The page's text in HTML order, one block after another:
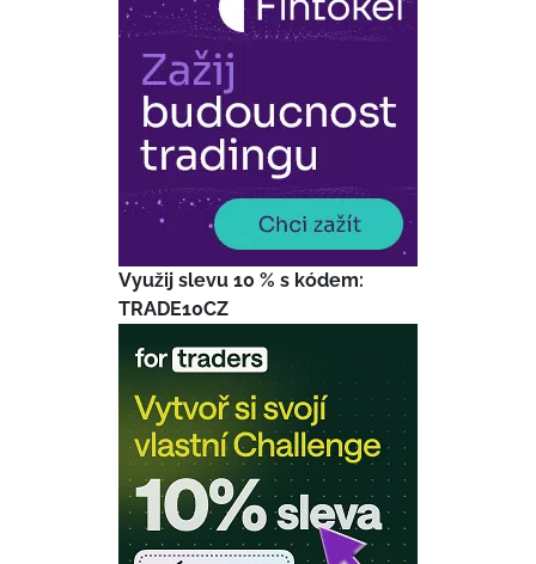
Využij slevu 10 % s kódem:
TRADE10CZ